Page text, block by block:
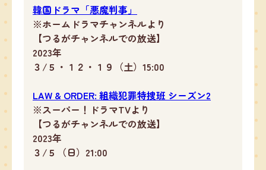
韓国ドラマ「悪魔判事」
※ホームドラマチャンネルより
【つるがチャンネルでの放送】
2023年
３/５・１２・１９（土）15:00
LAW & ORDER: 組織犯罪特捜班 シーズン2
※スーパー！ドラマTVより
【つるがチャンネルでの放送】
2023年
３/５（日）21:00